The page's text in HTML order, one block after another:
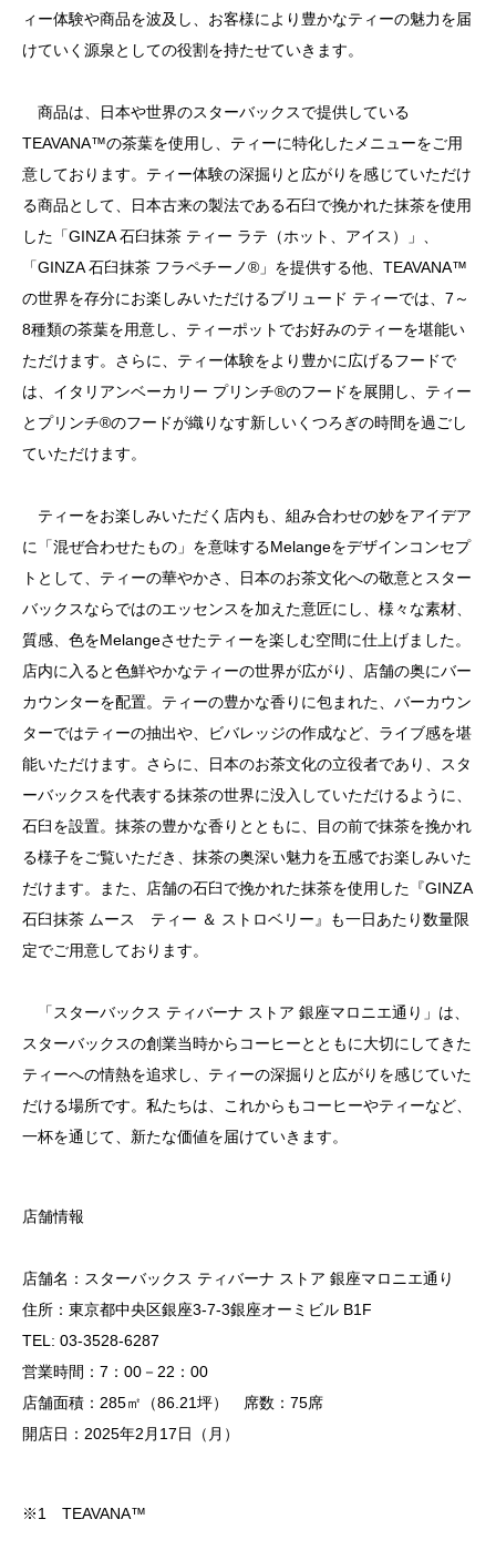
ィー体験や商品を波及し、お客様により豊かなティーの魅力を届
けていく源泉としての役割を持たせていきます。
商品は、日本や世界のスターバックスで提供している
TEAVANA™の茶葉を使用し、ティーに特化したメニューをご用
意しております。ティー体験の深掘りと広がりを感じていただけ
る商品として、日本古来の製法である石臼で挽かれた抹茶を使用
した「GINZA 石臼抹茶 ティー ラテ（ホット、アイス）」、
「GINZA 石臼抹茶 フラペチーノ®」を提供する他、TEAVANA™
の世界を存分にお楽しみいただけるブリュード ティーでは、7～
8種類の茶葉を用意し、ティーポットでお好みのティーを堪能い
ただけます。さらに、ティー体験をより豊かに広げるフードで
は、イタリアンベーカリー プリンチ®のフードを展開し、ティー
とプリンチ®のフードが織りなす新しいくつろぎの時間を過ごし
ていただけます。
ティーをお楽しみいただく店内も、組み合わせの妙をアイデア
に「混ぜ合わせたもの」を意味するMelangeをデザインコンセプ
トとして、ティーの華やかさ、日本のお茶文化への敬意とスター
バックスならではのエッセンスを加えた意匠にし、様々な素材、
質感、色をMelangeさせたティーを楽しむ空間に仕上げました。
店内に入ると色鮮やかなティーの世界が広がり、店舗の奥にバー
カウンターを配置。ティーの豊かな香りに包まれた、バーカウン
ターではティーの抽出や、ビバレッジの作成など、ライブ感を堪
能いただけます。さらに、日本のお茶文化の立役者であり、スタ
ーバックスを代表する抹茶の世界に没入していただけるように、
石臼を設置。抹茶の豊かな香りとともに、目の前で抹茶を挽かれ
る様子をご覧いただき、抹茶の奥深い魅力を五感でお楽しみいた
だけます。また、店舗の石臼で挽かれた抹茶を使用した『GINZA
石臼抹茶 ムース ティー ＆ ストロベリー』も一日あたり数量限
定でご用意しております。
「スターバックス ティバーナ ストア 銀座マロニエ通り」は、
スターバックスの創業当時からコーヒーとともに大切にしてきた
ティーへの情熱を追求し、ティーの深掘りと広がりを感じていた
だける場所です。私たちは、これからもコーヒーやティーなど、
一杯を通じて、新たな価値を届けていきます。
店舗情報
店舗名：スターバックス ティバーナ ストア 銀座マロニエ通り
住所：東京都中央区銀座3-7-3銀座オーミビル B1F
TEL: 03-3528-6287
営業時間：7：00－22：00
店舗面積：285㎡（86.21坪） 席数：75席
開店日：2025年2月17日（月）
※1 TEAVANA™